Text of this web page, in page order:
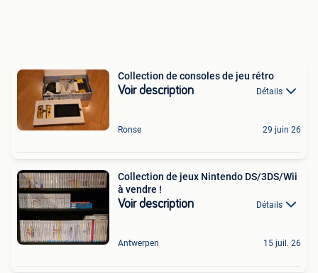
Collection de consoles de jeu rétro
Voir description Détails
Ronse 29 juin 26
Collection de jeux Nintendo DS/3DS/Wii
à vendre !
Voir description Détails
Antwerpen 15 juil. 26